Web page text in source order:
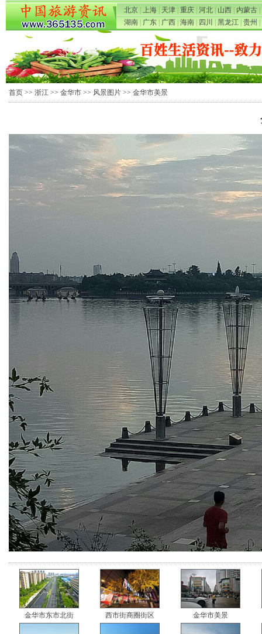
北京 上海 天津 重庆 河北 山西 内蒙古
湖南
广东 广西 海南 四川 黑龙江 贵州
首页 >> 浙江 >> 金华市 >> 风景图片 >> 金华市美景
金华市东市北街 西市街商圈街区 金华市美景